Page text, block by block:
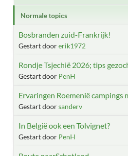
Normale topics
Bosbranden zuid-Frankrijk!
Gestart doorerik1972
Rondje Tsjechië 2026; tips
Gestart door PenH
Ervaringen Roemenië campings
Gestart doorsanderv
In België ook een Tolvignet?
Gestart door PenH